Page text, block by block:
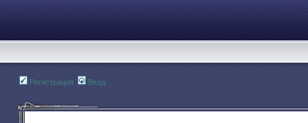
Регистрация Вход